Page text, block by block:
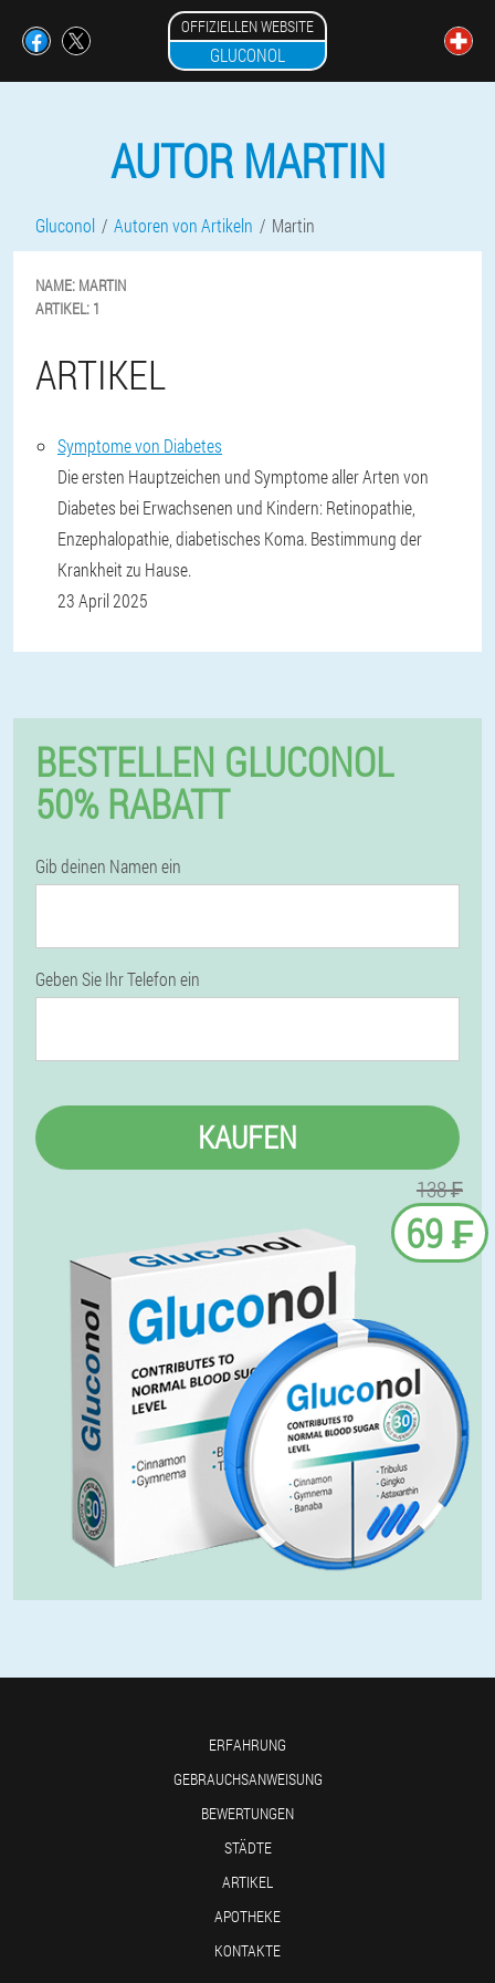
OFFIZIELLEN WEBSITE
GLUCONOL
AUTOR MARTIN
Gluconol Autoren von Artikeln Martin
NAME: MARTIN
ARTIKEL: 1
ARTIKEL
Symptome von Diabetes
Die ersten Hauptzeichen und Symptome aller Arten von
Diabetes bei Erwachsenen und Kindern: Retinopathie,
Enzephalopathie, diabetisches Koma. Bestimmung der
Krankheit zu Hause.
23 April 2025
BESTELLEN GLUCONOL
50% RABATT
Gib deinen Namen ein
Geben Sie Ihr Telefon ein
KAUFEN
138 ₣
69 ₣
ERFAHRUNG
GEBRAUCHSANWEISUNG
BEWERTUNGEN
STÄDTE
ARTIKEL
APOTHEKE
KONTAKTE